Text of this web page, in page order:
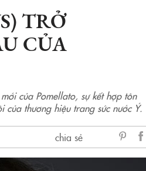
TRỞ
CỦA
của Pomellato, sự kết hợp tôn
thương hiệu trang sức nước Ý.
chia sẻ